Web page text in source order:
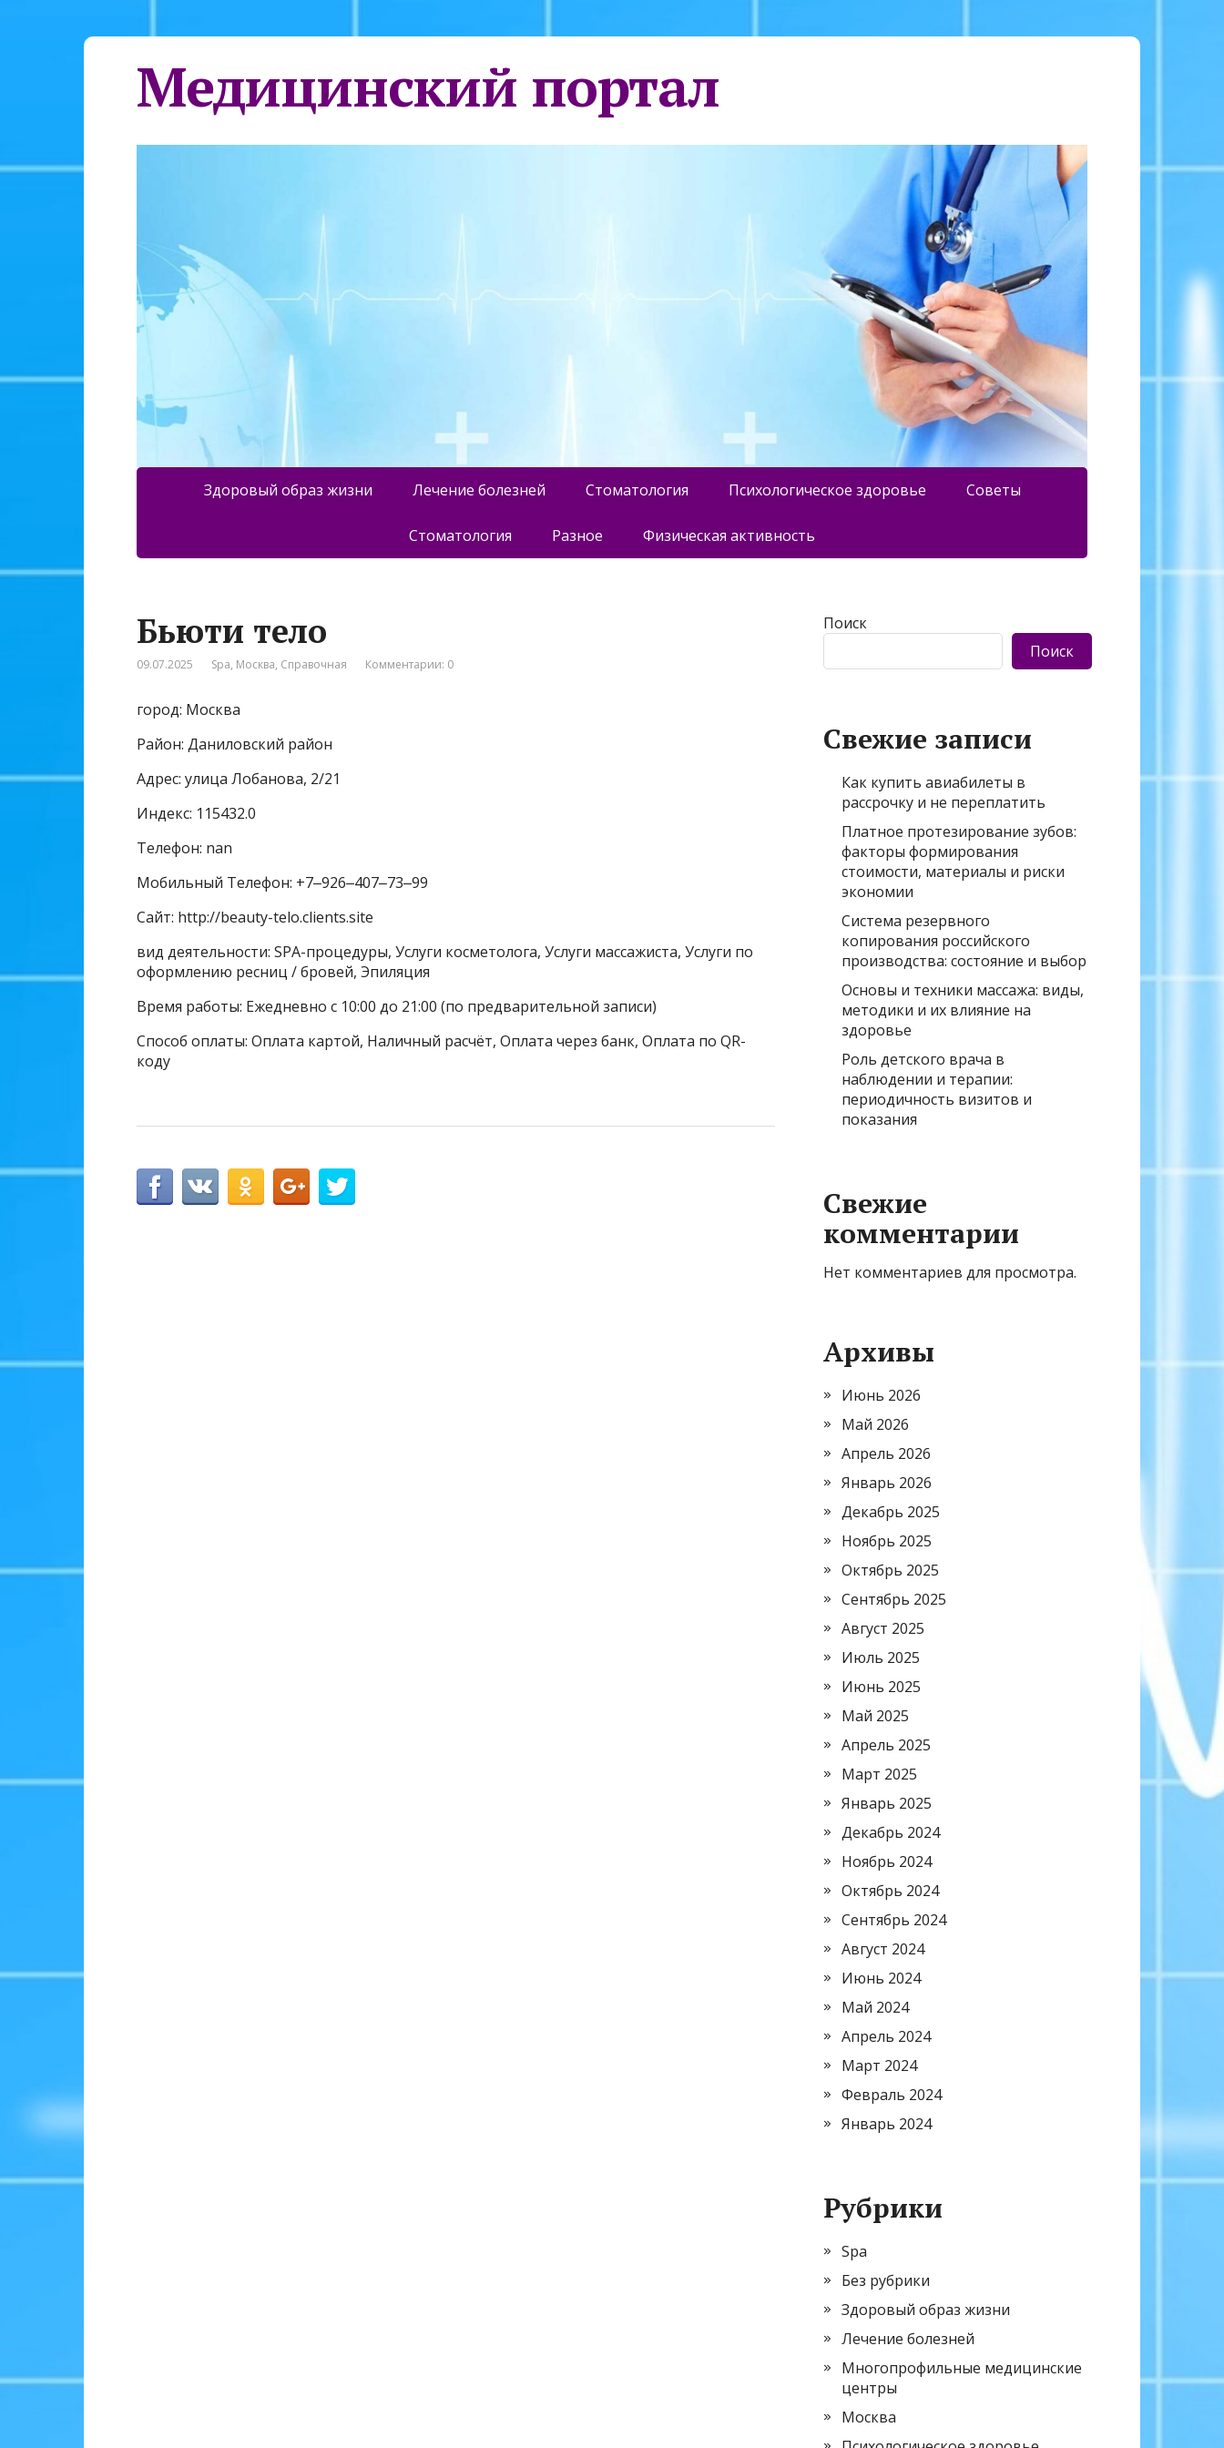
Медицинский портал
Здоровый образ жизни Лечение болезней Стоматология Психологическое здоровье Советы
Стоматология Разное Физическая активность
Бьюти тело
09.07.2025 Spa, Москва, Справочная Комментарии: 0
город: Москва
Район: Даниловский район
Адрес: улица Лобанова, 2/21
Индекс: 115432.0
Телефон: nan
Мобильный Телефон: +7‒926‒407‒73‒99
Сайт: http://beauty-telo.clients.site
вид деятельности: SPA-процедуры, Услуги косметолога, Услуги массажиста, Услуги по
оформлению ресниц / бровей, Эпиляция
Время работы: Ежедневно с 10:00 до 21:00 (по предварительной записи)
Способ оплаты: Оплата картой, Наличный расчёт, Оплата через банк, Оплата по QR-
коду
Поиск
Поиск
Свежие записи
Как купить авиабилеты в
рассрочку и не переплатить
Платное протезирование зубов:
факторы формирования
стоимости, материалы и риски
экономии
Система резервного
копирования российского
производства: состояние и выбор
Основы и техники массажа: виды,
методики и их влияние на
здоровье
Роль детского врача в
наблюдении и терапии:
периодичность визитов и
показания
Свежие
комментарии
Нет комментариев для просмотра.
Архивы
Июнь 2026
Май 2026
Апрель 2026
Январь 2026
Декабрь 2025
Ноябрь 2025
Октябрь 2025
Сентябрь 2025
Август 2025
Июль 2025
Июнь 2025
Май 2025
Апрель 2025
Март 2025
Январь 2025
Декабрь 2024
Ноябрь 2024
Октябрь 2024
Сентябрь 2024
Август 2024
Июнь 2024
Май 2024
Апрель 2024
Март 2024
Февраль 2024
Январь 2024
Рубрики
Spa
Без рубрики
Здоровый образ жизни
Лечение болезней
Многопрофильные медицинские
центры
Москва